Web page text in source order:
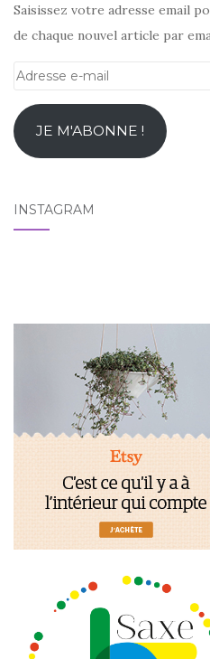
Saisissez votre adresse email
de chaque nouvel article par
Adresse
mailJE M'ABONNE !
INSTAGRAM